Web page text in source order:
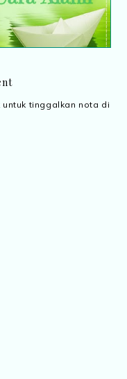
tinggalkan nota di